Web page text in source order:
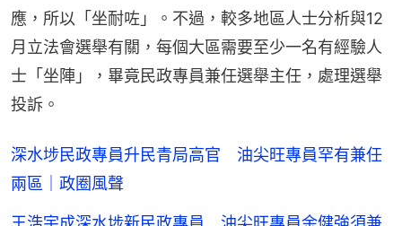
應，所以「坐耐咗」。不過，較多地區人士分析與12
月立法會選舉有關，每個大區需要至少一名有經驗人
士「坐陣」，畢竟民政專員兼任選舉主任，處理選舉
投訴。
深水埗民政專員升民青局高官 油尖旺專員罕有兼任
兩區｜政圈風聲